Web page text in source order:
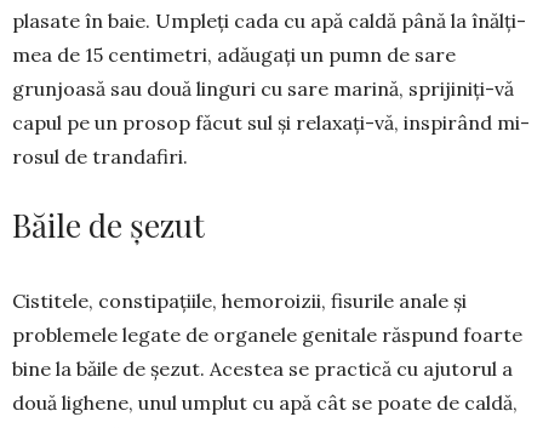
plasate în baie. Umpleți cada cu apă caldă până la înălți­
mea de 15 centi­metri, adău­gați un pumn de sare
grunjoasă sau două linguri cu sare marină, spriji­niți-vă
capul pe un prosop făcut sul și relaxați-vă, inspirând mi­
rosul de trandafiri.
Băile de șezut
Cistitele, constipațiile, hemoroizii, fisurile anale și
problemele legate de organele genitale răspund foarte
bine la băile de șezut. Acestea se practică cu ajutorul a
două lighene, unul umplut cu apă cât se poate de caldă,